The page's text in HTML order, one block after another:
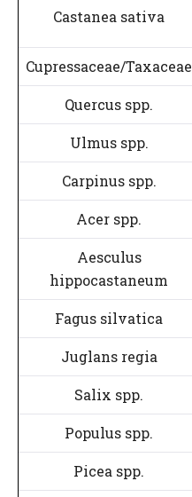
Castanea sativa
Cupressaceae/Taxaceae
Quercus spp.
Ulmus spp.
Carpinus spp.
Acer spp.
Aesculus
hippocastaneum
Fagus silvatica
Juglans regia
Salix spp.
Populus spp.
Picea spp.